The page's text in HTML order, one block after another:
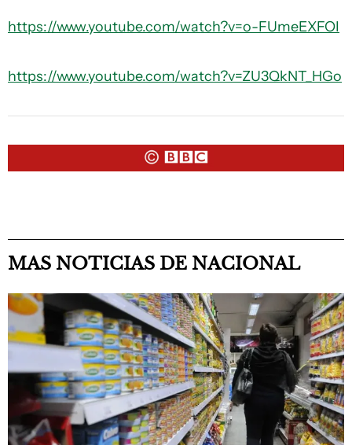
https://www.youtube.com/watch?v=o-FUmeEXFOI
https://www.youtube.com/watch?v=ZU3QkNT_HGo
MAS NOTICIAS DE NACIONAL